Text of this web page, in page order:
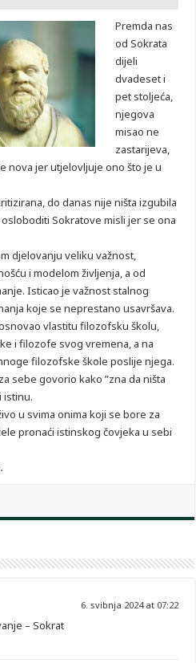
Premda nas
od Sokrata
dijeli
dvadeset i
pet stoljeća,
njegova
misao ne
zastarijeva,
nova jer utjelovljuje ono što je u
do danas nije ništa izgubila
Sokratove misli jer se ona
djelovanju veliku važnost,
i modelom življenja, a od
Isticao je važnost stalnog
koje se neprestano usavršava.
vlastitu filozofsku školu,
i filozofe svog vremena, a na
filozofske škole poslije njega.
sebe govorio kako ”zna da ništa
istinu.
u svima onima koji se bore za
pronaći istinskog čovjeka u sebi
6. svibnja 2024 at 07:22
– Sokrat